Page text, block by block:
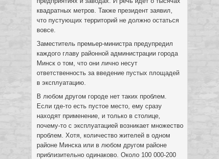
квадратных метров. Также президент заявил,
что пустующих территорий не должно остаться
вовсе.
Заместитель премьер-министра предупредил
каждого главу районной администрации города
Минск о том, что они лично несут
ответственность за введение пустых площадей
в эксплуатацию.
В любом другом городе нет таких проблем.
Если где-то есть пустое место, ему сразу
находят применение, и только в столице,
почему-то с эксплуатацией возникает множество
проблем. Хотя, количество жителей в одном
районе Минска или в любом другом районе
приблизительно одинаково. Около 100 000-200